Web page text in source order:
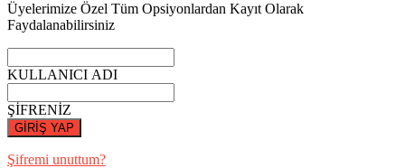
Üyelerimize Özel Tüm Opsiyonlardan Kayıt Olarak
Faydalanabilirsiniz
KULLANICI ADI
ŞİFRENİZ
GİRİŞ YAP
Şifremi unuttum?